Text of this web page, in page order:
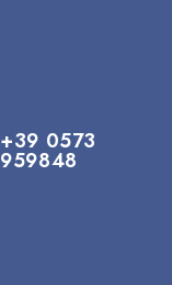
+39 0573
959848